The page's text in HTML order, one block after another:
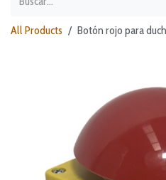
All Products Botón rojo para